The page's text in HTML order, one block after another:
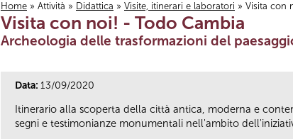
Tu sei qui
Home » Attività » Didattica » Visite, itinerari e laboratori » Visita con
Visita con noi! - Todo Cambia
Archeologia delle trasformazioni del
Data: 13/09/2020
Itinerario alla scoperta della città antica, moderna e
segni e testimonianze monumentali nell'ambito